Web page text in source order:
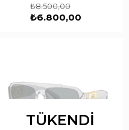
₺6.800,00
₺8.500,00
TÜKENDI